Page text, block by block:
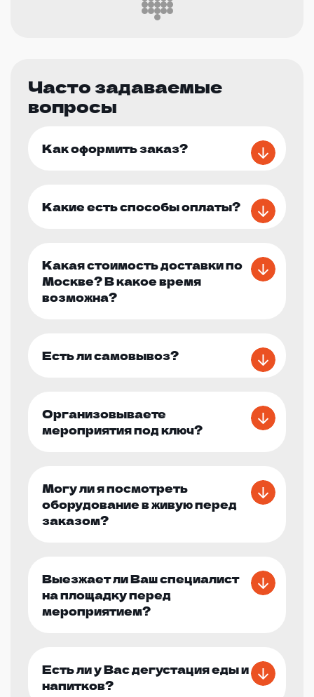
Часто задаваемые
вопросы
Как оформить заказ?
Какие есть способы оплаты?
Какая стоимость доставки по
Москве? В какое время
возможна?
Есть ли самовывоз?
Организовываете
мероприятия под ключ?
Могу ли я посмотреть
оборудование в живую перед
заказом?
Выезжает ли Ваш специалист
на площадку перед
мероприятием?
Есть ли у Вас дегустация еды и
напитков?